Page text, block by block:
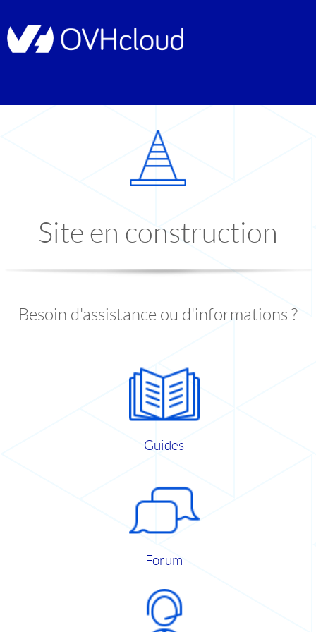
Site en construction
Besoin d'assistance ou d'informations ?
Guides
Forum